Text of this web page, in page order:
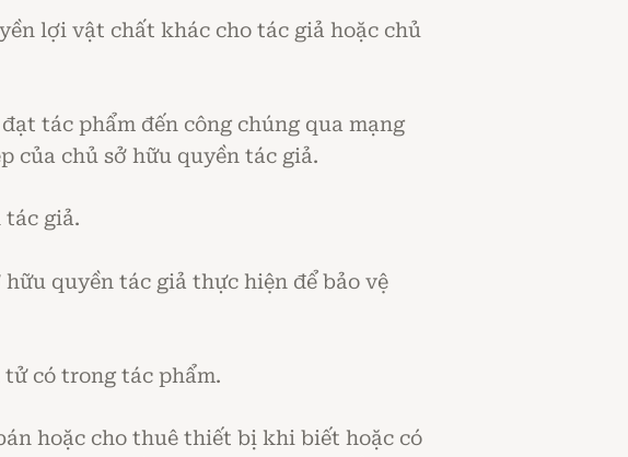
lợi vật chất khác cho tác giả hoặc chủ
tác phẩm đến công chúng qua mạng
của chủ sở hữu quyền tác giả.
tác giả.
quyền tác giả thực hiện để bảo vệ
có trong tác phẩm.
hoặc cho thuê thiết bị khi biết hoặc có